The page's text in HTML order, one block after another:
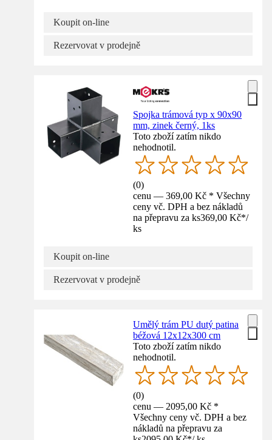
Koupit on-line
Rezervovat v prodejně
Spojka trámová typ x 90x90
mm, zinek černý, 1ks
Toto zboží zatím nikdo
nehodnotil.
(0)
cenu — 369,00 Kč * Všechny
ceny vč. DPH a bez nákladů
na přepravu za ks369,00 Kč*/
ks
Koupit on-line
Rezervovat v prodejně
Umělý trám PU dutý patina
béžová 12x12x300 cm
Toto zboží zatím nikdo
nehodnotil.
(0)
cenu — 2095,00 Kč *
Všechny ceny vč. DPH a bez
nákladů na přepravu za